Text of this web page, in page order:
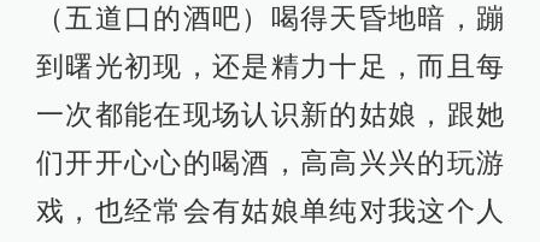
（五道口的酒吧）喝得天昏地暗，蹦
到曙光初现，还是精力十足，而且每
一次都能在现场认识新的姑娘，跟她
们开开心心的喝酒，高高兴兴的玩游
戏，也经常会有姑娘单纯对我这个人